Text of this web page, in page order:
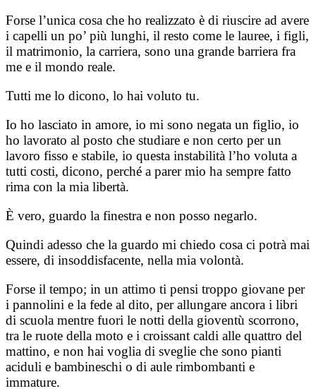
Forse l’unica cosa che ho realizzato è di riuscire ad avere
i capelli un po’ più lunghi, il resto come le lauree, i figli,
il matrimonio, la carriera, sono una grande barriera fra
me e il mondo reale.
Tutti me lo dicono, lo hai voluto tu.
Io ho lasciato in amore, io mi sono negata un figlio, io
ho lavorato al posto che studiare e non certo per un
lavoro fisso e stabile, io questa instabilità l’ho voluta a
tutti costi, dicono, perché a parer mio ha sempre fatto
rima con la mia libertà.
È vero, guardo la finestra e non posso negarlo.
Quindi adesso che la guardo mi chiedo cosa ci potrà mai
essere, di insoddisfacente, nella mia volontà.
Forse il tempo; in un attimo ti pensi troppo giovane per
i pannolini e la fede al dito, per allungare ancora i libri
di scuola mentre fuori le notti della gioventù scorrono,
tra le ruote della moto e i croissant caldi alle quattro del
mattino, e non hai voglia di sveglie che sono pianti
aciduli e bambineschi o di aule rimbombanti e
immature.